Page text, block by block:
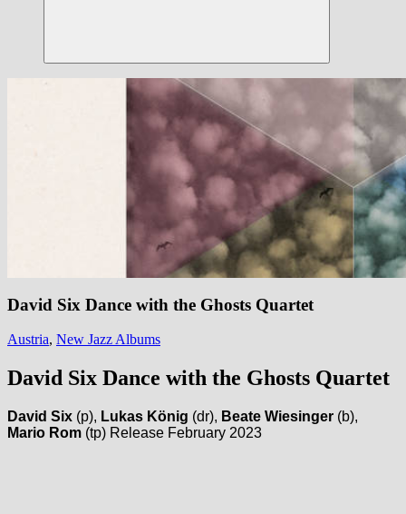
Suchen
David Six Dance with the Ghosts Quartet
Austria, New Jazz Albums
David Six Dance with the Ghosts Quartet
David Six (p), Lukas König (dr), Beate Wiesinger (b),
Mario Rom (tp) Release February 2023